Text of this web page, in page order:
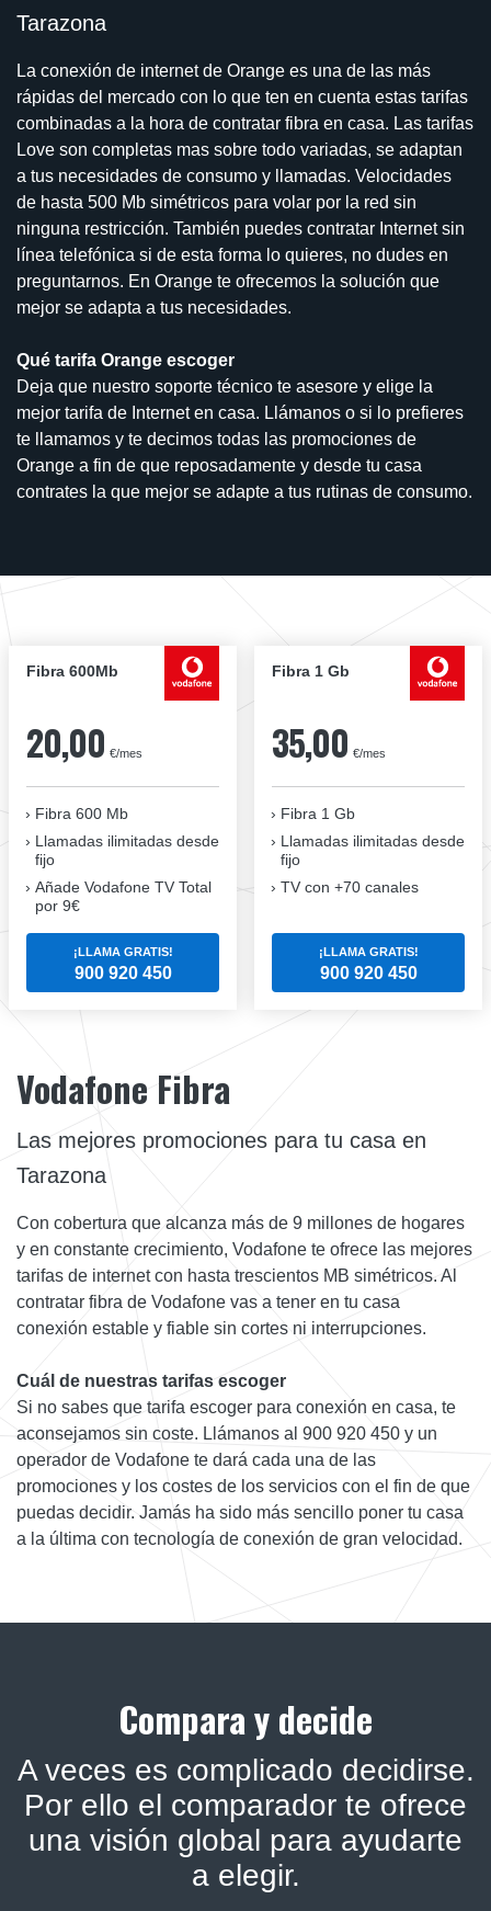
Tarazona
La conexión de internet de Orange es una de las más
rápidas del mercado con lo que ten en cuenta estas tarifas
combinadas a la hora de contratar fibra en casa. Las tarifas
Love son completas mas sobre todo variadas, se adaptan
a tus necesidades de consumo y llamadas. Velocidades
de hasta 500 Mb simétricos para volar por la red sin
ninguna restricción. También puedes contratar Internet sin
línea telefónica si de esta forma lo quieres, no dudes en
preguntarnos. En Orange te ofrecemos la solución que
mejor se adapta a tus necesidades.
Qué tarifa Orange escoger
Deja que nuestro soporte técnico te asesore y elige la
mejor tarifa de Internet en casa. Llámanos o si lo prefieres
te llamamos y te decimos todas las promociones de
Orange a fin de que reposadamente y desde tu casa
contrates la que mejor se adapte a tus rutinas de consumo.
Fibra 600Mb
20,00 €/mes
Fibra 600 Mb
Llamadas ilimitadas desde
fijo
Añade Vodafone TV Total
por 9€
¡LLAMA GRATIS!
900 920 450
Fibra 1 Gb
35,00 €/mes
Fibra 1 Gb
Llamadas ilimitadas desde
fijo
TV con +70 canales
¡LLAMA GRATIS!
900 920 450
Vodafone Fibra
Las mejores promociones para tu casa en
Tarazona
Con cobertura que alcanza más de 9 millones de hogares
y en constante crecimiento, Vodafone te ofrece las mejores
tarifas de internet con hasta trescientos MB simétricos. Al
contratar fibra de Vodafone vas a tener en tu casa
conexión estable y fiable sin cortes ni interrupciones.
Cuál de nuestras tarifas escoger
Si no sabes que tarifa escoger para conexión en casa, te
aconsejamos sin coste. Llámanos al 900 920 450 y un
operador de Vodafone te dará cada una de las
promociones y los costes de los servicios con el fin de que
puedas decidir. Jamás ha sido más sencillo poner tu casa
a la última con tecnología de conexión de gran velocidad.
Compara y decide
A veces es complicado decidirse.
Por ello el comparador te ofrece
una visión global para ayudarte
a elegir.